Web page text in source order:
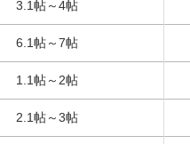
3.1帖～4帖
6.1帖～7帖
1.1帖～2帖
2.1帖～3帖